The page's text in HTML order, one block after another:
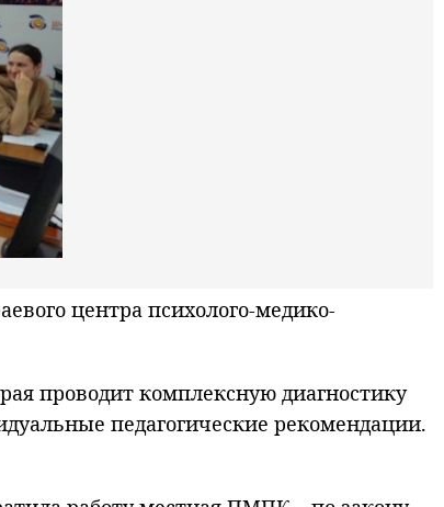
центра психолого-медико-
проводит комплексную диагностику
педагогические рекомендации.